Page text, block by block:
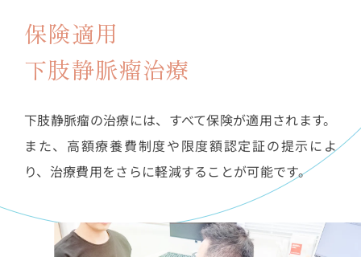
保険適用
下肢静脈瘤治療
下肢静脈瘤の治療には、すべて保険が適用されます。
また、高額療養費制度や限度額認定証の提示によ
り、治療費用をさらに軽減することが可能です。